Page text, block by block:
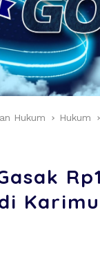
Hukum Hukum